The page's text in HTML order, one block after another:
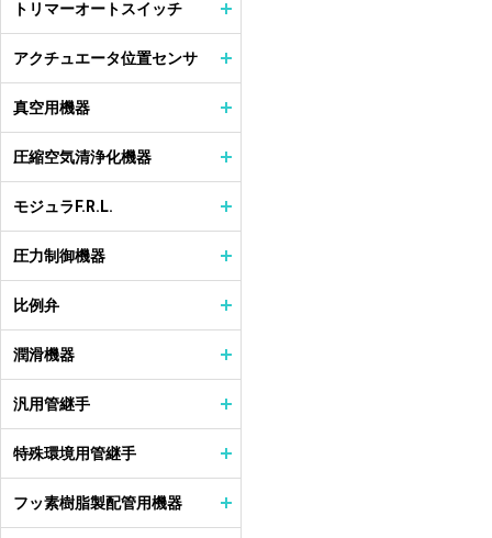
トリマーオートスイッチ
アクチュエータ位置センサ
真空用機器
圧縮空気清浄化機器
モジュラF.R.L.
圧力制御機器
比例弁
潤滑機器
汎用管継手
特殊環境用管継手
フッ素樹脂製配管用機器